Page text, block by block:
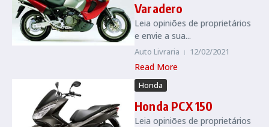
Varadero
Leia opiniões de proprietários
e envie a sua...
Auto Livraria 12/02/2021
Read More
Honda
Honda PCX 150
Leia opiniões de proprietários